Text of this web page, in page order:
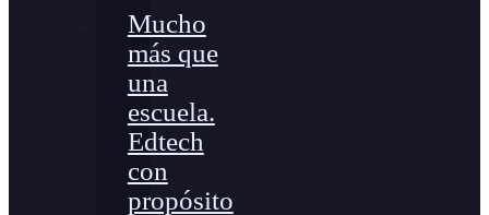
Mucho
más que
una
escuela.
Edtech
con
propósito